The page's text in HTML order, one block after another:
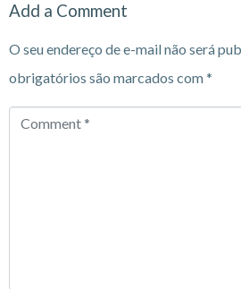
Add a Comment
O seu endereço de e-mail não será
obrigatórios são marcados com*
Comment